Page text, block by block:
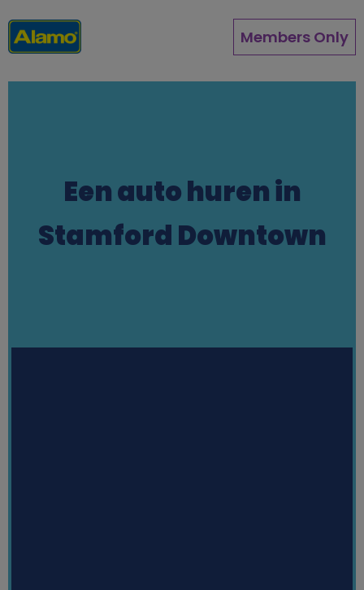
zum
Inhalt
Members Only
Een auto huren in
Stamford Downtown